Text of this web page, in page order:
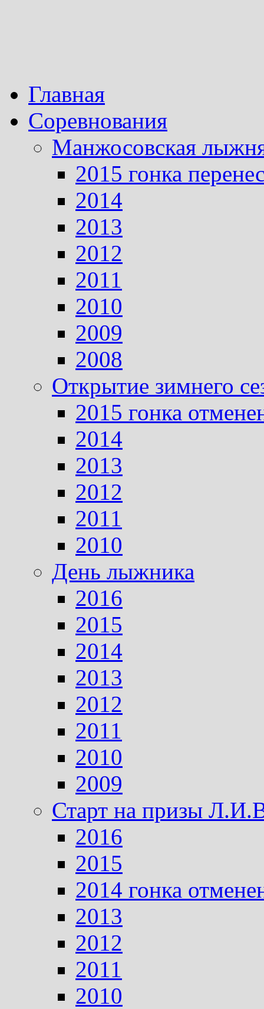
Главная
Соревнования
Манжосовская
2015 гонка
2014
2013
2012
2011
2010
2009
2008
Открытие зимнего
2015 гонка
2014
2013
2012
2011
2010
День лыжника
2016
2015
2014
2013
2012
2011
2010
2009
Старт на призы
2016
2015
2014 гонка
2013
2012
2011
2010